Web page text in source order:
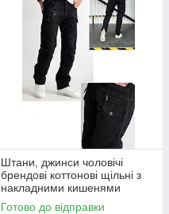
Штани, джинси чоловічі
брендові коттонові щільні з
накладними кишенями
"карго" MIGACH, Туреччина
Готово до відправки